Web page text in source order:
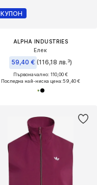
КУПОН
ALPHA INDUSTRIES
Елек
59,40 € (116,18 лв.³)
Първоначално: 110,00 €
Последна най-ниска цена:59,40 €